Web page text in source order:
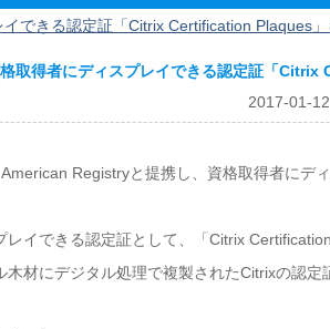
できる認定証「Citrix Certification Plaques」
取得者にディスプレイできる認定証「
2017-01-12
Registryと提携し、資格取得者にデ
レイできる認定証として、「Citrix
材にデジタル処理で複製されたCitrixの認定